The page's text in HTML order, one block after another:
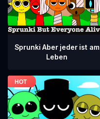
Sprunki Aber jeder ist am
Leben